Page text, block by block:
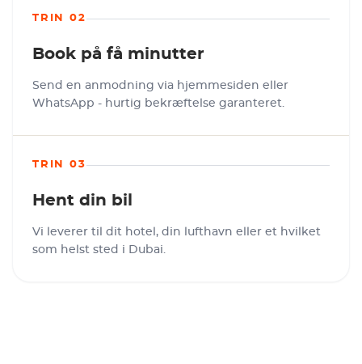
TRIN 02
Book på få minutter
Send en anmodning via hjemmesiden eller
WhatsApp - hurtig bekræftelse garanteret.
TRIN 03
Hent din bil
Vi leverer til dit hotel, din lufthavn eller et hvilket
som helst sted i Dubai.